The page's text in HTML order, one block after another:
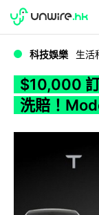
WWDC 2026
科技娛樂 生活
$10,000
洗賠！